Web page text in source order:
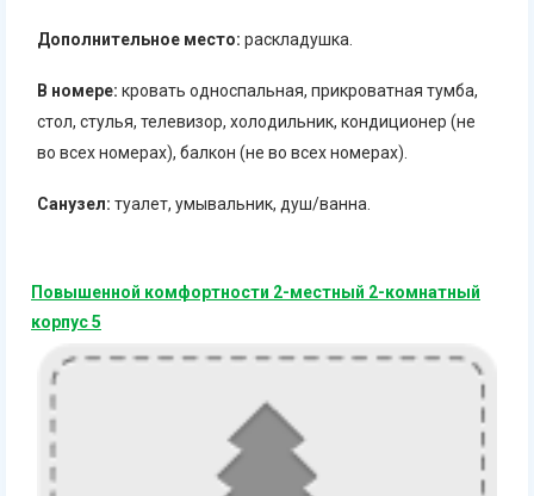
Дополнительное место: раскладушка.
В номере: кровать односпальная, прикроватная тумба,
стол, стулья, телевизор, холодильник, кондиционер (не
во всех номерах), балкон (не во всех номерах).
Санузел: туалет, умывальник, душ/ванна.
Повышенной комфортности 2-местный 2-комнатный
корпус 5